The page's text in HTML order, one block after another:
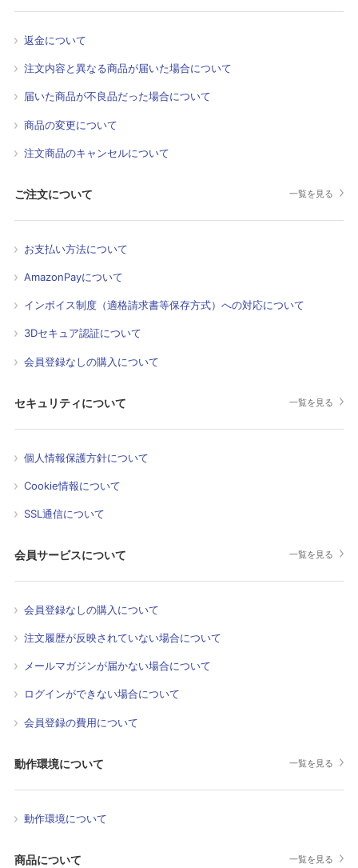
返金について
注文内容と異なる商品が届いた場合について
届いた商品が不良品だった場合について
商品の変更について
注文商品のキャンセルについて
ご注文について 一覧を見る
お支払い方法について
AmazonPayについて
インボイス制度（適格請求書等保存方式）への対応について
3Dセキュア認証について
会員登録なしの購入について
セキュリティについて 一覧を見る
個人情報保護方針について
Cookie情報について
SSL通信について
会員サービスについて 一覧を見る
会員登録なしの購入について
注文履歴が反映されていない場合について
メールマガジンが届かない場合について
ログインができない場合について
会員登録の費用について
動作環境について 一覧を見る
動作環境について
商品について 一覧を見る